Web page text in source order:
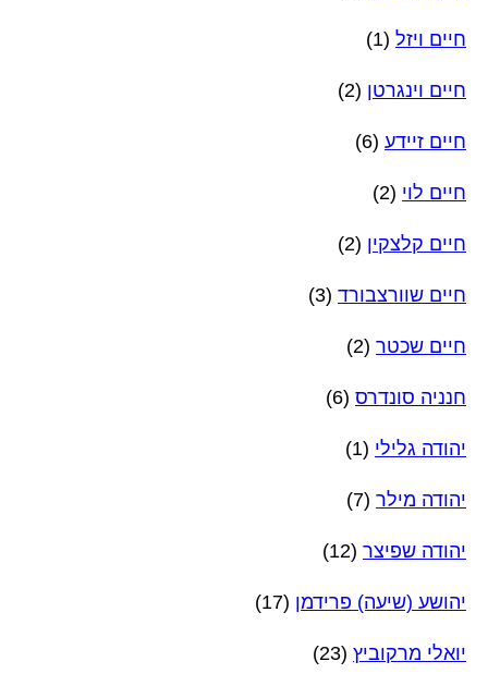
חיים ויזל (1)
חיים וינגרטן (2)
חיים זיידע (6)
חיים לוי (2)
חיים קלצקין (2)
חיים שוורצבורד (3)
חיים שכטר (2)
חנניה סונדרס (6)
יהודה גלילי (1)
יהודה מילר (7)
יהודה שפיצר (12)
יהושע (שיעה) פרידמן (17)
יואלי מרקוביץ (23)